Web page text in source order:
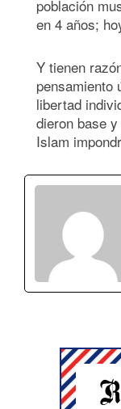
población
en 4 años;
Y tienen
pensamiento
libertad
dieron base
Islam